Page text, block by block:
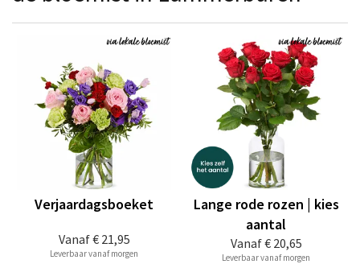
Vanaf€ 21,95
Verjaardagsboeket
Leverbaar vanaf morgen
Vanaf€ 20,65
Lange rode rozen | kies
aantal
Leverbaar vanaf morgen